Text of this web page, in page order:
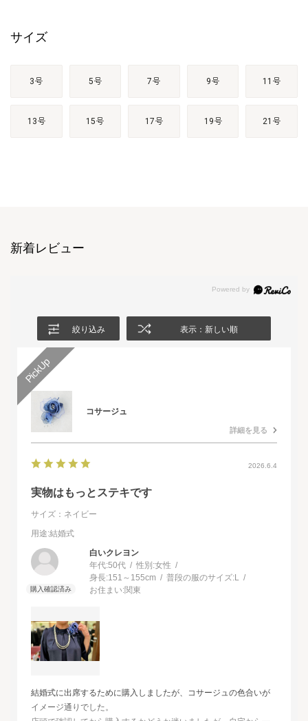
サイズ
3号 5号 7号 9号 11号
13号 15号 17号 19号 21号
新着レビュー
絞り込み 表示：新しい順
コサージュ
詳細を見る
2026.6.4
実物はもっとステキです
サイズ：ネイビー
用途:結婚式
白いクレヨン
年代:50代 性別:女性
身長:151～155cm 普段の服のサイズ:L
お住まい:関東
結婚式に出席するために購入しましたが、コサージュの色合いが
イメージ通りでした。